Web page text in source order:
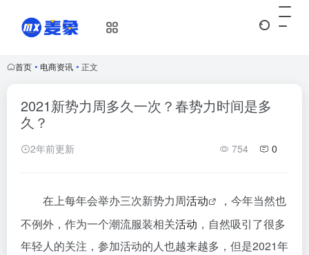
首页 • 电商资讯 • 正文
2021新势力周多久一次？春势力时间是多
久？
2年前更新 754 0
在上每年会举办三次新势力周活动
，今年当然也
不例外，作为一个潮流服装相关活动 ，自然吸引了很多
年轻人的关注，参加活动的人也越来越多，但是2021年